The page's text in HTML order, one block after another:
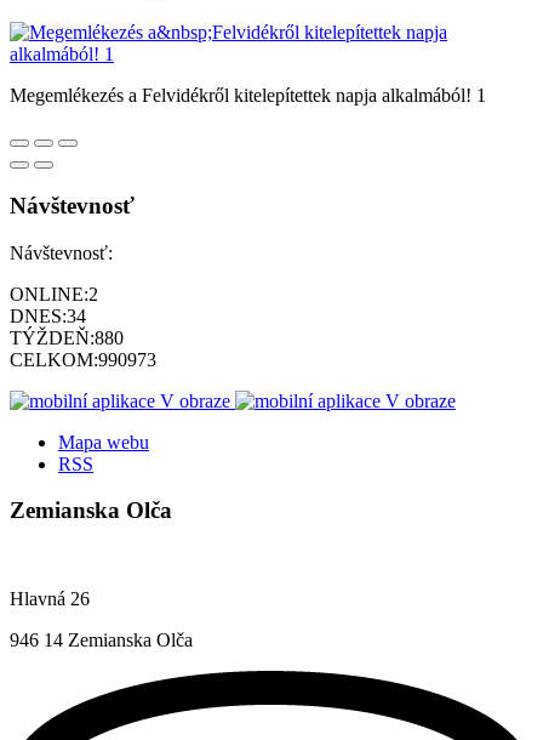
Megemlékezés a Felvidékről kitelepítettek napja alkalmából! 1
Návštevnosť
Návštevnosť:
ONLINE:2
DNES:34
TÝŽDEŇ:880
CELKOM:990973
Mapa webu
RSS
Zemianska Olča
Hlavná 26
946 14 Zemianska Olča